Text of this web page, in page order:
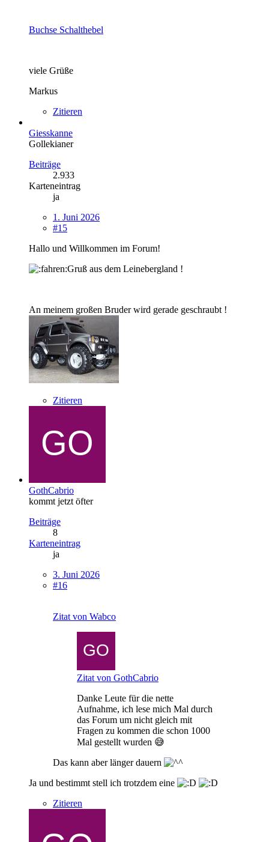
Buchse Schalthebel
viele Grüße
Markus
Zitieren
Giesskanne
Gollekianer
Beiträge
2.933
Karteneintrag
ja
1. Juni 2026
#15
Hallo und Willkommen im Forum!
Gruß aus dem Leinebergland !
An meinem großen Bruder wird gerade geschraubt !
Zitieren
GothCabrio
kommt jetzt öfter
Beiträge
8
Karteneintrag
ja
3. Juni 2026
#16
Zitat von Wabco
Zitat von GothCabrio
Danke Leute für die nette
Aufnahme, ich lese mich Mal durch
das Forum um nicht gleich mit
Fragen zu kommen die schon 1000
Mal gestellt wurden 😅
Das kann aber länger dauern
Ja und bestimmt stell ich trotzdem eine
Zitieren